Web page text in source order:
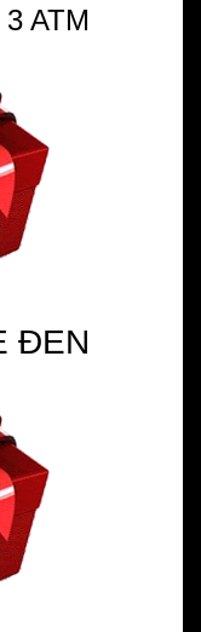
ATM
ĐEN